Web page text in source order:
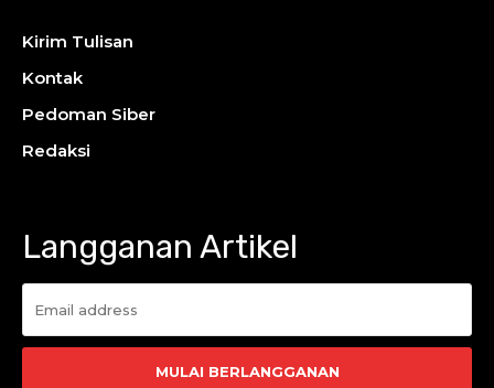
Langganan Artikel
MULAI BERLANGGANAN
Kirim Tulisan
Kontak
Pedoman Siber
Redaksi